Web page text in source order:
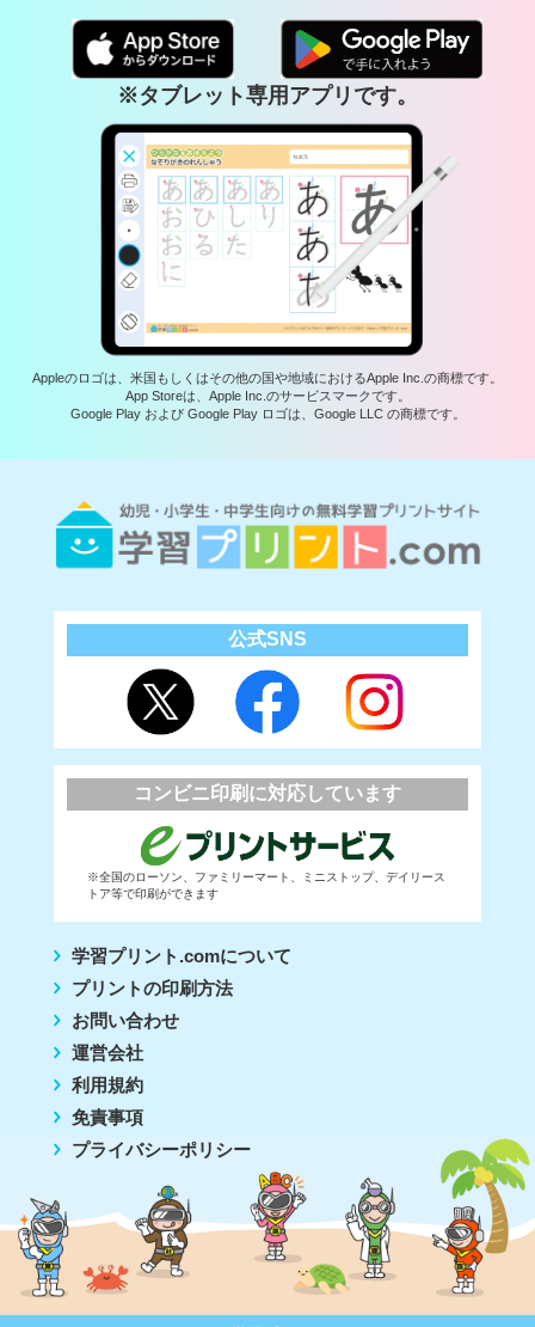
※タブレット専用アプリです。
Appleのロゴは、米国もしくはその他の国や地域におけるApple Inc.の商標です。
App Storeは、Apple Inc.のサービスマークです。
Google Play および Google Play ロゴは、Google LLC の商標です。
公式SNS
コンビニ印刷に対応しています
※全国のローソン、ファミリーマート、ミニストップ、デイリース
トア等で印刷ができます
学習プリント.comについて
プリントの印刷方法
お問い合わせ
運営会社
利用規約
免責事項
プライバシーポリシー